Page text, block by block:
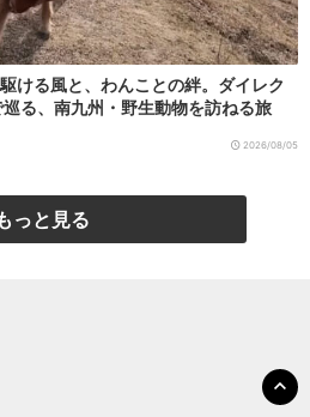
ける風と、わんことの絆。ダイレク
る、南九州・野生動物を訪ねる旅
2026/08/05
っと見る